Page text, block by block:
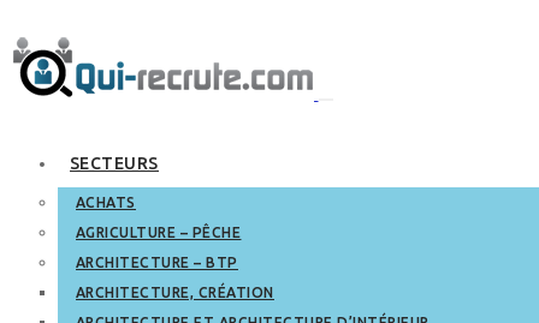
SECTEURS
ACHATS
AGRICULTURE – PÊCHE
ARCHITECTURE – BTP
ARCHITECTURE, CRÉATION